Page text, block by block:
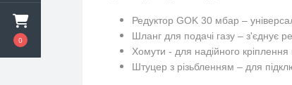
0
Редуктор GOK 30 мбар –
Шланг для подачі газу – з'єднує
Хомути - для надійного
Штуцер з різьбленням – для